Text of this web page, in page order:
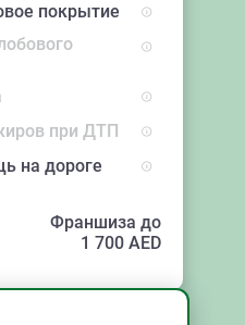
покрытие
при ДТП
на дороге
Франшиза до
1 700 AED